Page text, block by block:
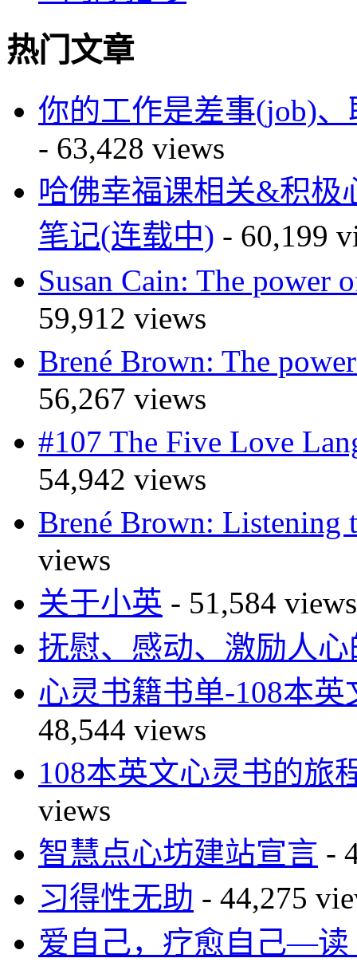
热门文章
你的工作是差事(job)、
- 63,428 views
哈佛幸福课相关&积极
笔记(连载中) - 60,199
Susan Cain: The
59,912 views
Brené Brown: The
56,267 views
#107 The Five Love
54,942 views
Brené Brown: Listening
views
关于小英 - 51,584 views
抚慰、感动、激励人
心灵书籍书单-108本
48,544 views
108本英文心灵书的旅
views
智慧点心坊建站宣言 -
习得性无助 - 44,275
爱自己，疗愈自己—读